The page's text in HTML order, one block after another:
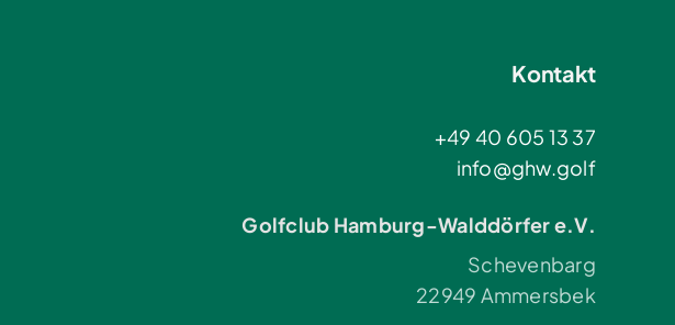
Kontakt
+49 40 605 13 37
info@ghw.golf
Golfclub Hamburg-Walddörfer e.V.
Schevenbarg
22949 Ammersbek